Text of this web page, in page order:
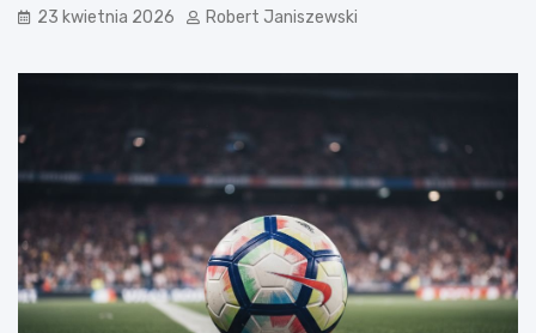
23 kwietnia 2026 Robert Janiszewski